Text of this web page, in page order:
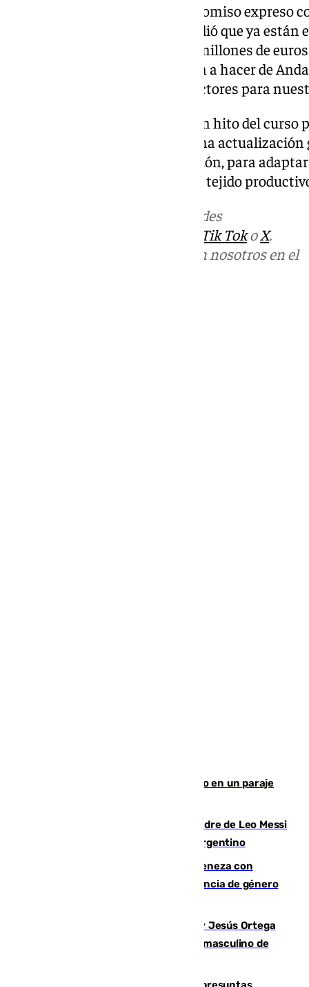
Para finalizar, destacó el compromiso expreso
universitarios andaluces y añadió que ya
convocatorias, dotadas con 38 millones de
investigadora y que contribuyen a hacer de
y de desarrollo de proyectos tractores para
«A este empeño responde el gran hito del
nuevo Mapa de Titulaciones. Una
más de una década sin renovación, para
necesidades de la sociedad y del tejido
en las redes
Tik TokoX.
Puedes ponerte en contacto con nosotros en el
Los Bomberos combaten un incendio en un paraje
Muere a los 68 años Jorge Messi, padre de Leo Messi
y pieza fundamental en la carrera del argentino
Retiene a su mujer en su casa y ameneza con
quemar la vivienda: nuevo caso de violencia de género
Dos sevillanos de oro: Manuel Cruz y Jesús Ortega
ganan el campeonato del mundo sub19 masculino de